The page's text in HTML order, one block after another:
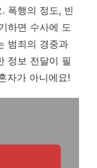
폭행의 정도, 빈
하면 수사에 도
범죄의 경중과
정보 전달이 필
자가 아니에요!